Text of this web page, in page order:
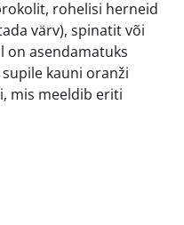
rohelisi herneid
värv), spinatit või
on asendamatuks
kauni oranži
mis meeldib eriti